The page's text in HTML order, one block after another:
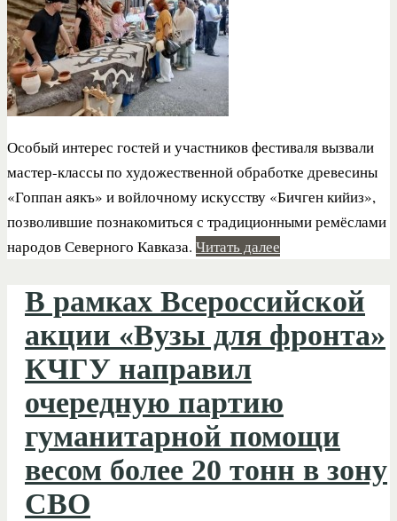
Особый интерес гостей и участников фестиваля вызвали
мастер-классы по художественной обработке древесины
«Гоппан аякъ» и войлочному искусству «Бичген кийиз»,
позволившие познакомиться с традиционными ремёслами
народов Северного Кавказа. Читать далее
В рамках Всероссийской
акции «Вузы для фронта»
КЧГУ направил
очередную партию
гуманитарной помощи
весом более 20 тонн в зону
СВО